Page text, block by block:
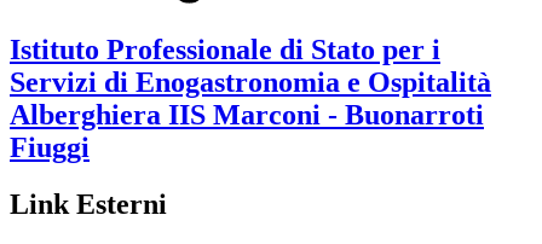
Istituto Professionale di Stato per i
Servizi di Enogastronomia e Ospitalità
Alberghiera IIS Marconi - Buonarroti
Fiuggi
Link Esterni